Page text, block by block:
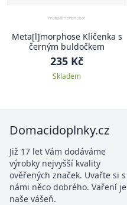
Meta[l]morphose Klíčenka s
černým buldočkem
235 Kč
Skladem
Domacidoplnky.cz
Již 17 let Vám dodáváme
výrobky nejvyšší kvality
ověřených značek. Uvařte si s
námi něco dobrého. Vaření je
naše vášeň.